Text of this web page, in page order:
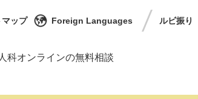
ップ Foreign Languages ルビ振り
科オンラインの無料相談